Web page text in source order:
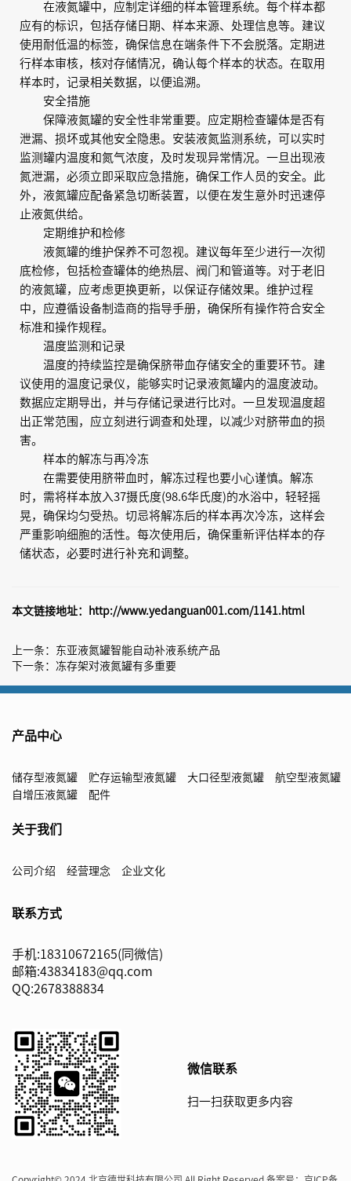
在液氮罐中，应制定详细的样本管理系统。每个样本都
应有的标识，包括存储日期、样本来源、处理信息等。建议
使用耐低温的标签，确保信息在端条件下不会脱落。定期进
行样本审核，核对存储情况，确认每个样本的状态。在取用
样本时，记录相关数据，以便追溯。
安全措施
保障液氮罐的安全性非常重要。应定期检查罐体是否有
泄漏、损坏或其他安全隐患。安装液氮监测系统，可以实时
监测罐内温度和氮气浓度，及时发现异常情况。一旦出现液
氮泄漏，必须立即采取应急措施，确保工作人员的安全。此
外，液氮罐应配备紧急切断装置，以便在发生意外时迅速停
止液氮供给。
定期维护和检修
液氮罐的维护保养不可忽视。建议每年至少进行一次彻
底检修，包括检查罐体的绝热层、阀门和管道等。对于老旧
的液氮罐，应考虑更换更新，以保证存储效果。维护过程
中，应遵循设备制造商的指导手册，确保所有操作符合安全
标准和操作规程。
温度监测和记录
温度的持续监控是确保脐带血存储安全的重要环节。建
议使用的温度记录仪，能够实时记录液氮罐内的温度波动。
数据应定期导出，并与存储记录进行比对。一旦发现温度超
出正常范围，应立刻进行调查和处理，以减少对脐带血的损
害。
样本的解冻与再冷冻
在需要使用脐带血时，解冻过程也要小心谨慎。解冻
时，需将样本放入37摄氏度(98.6华氏度)的水浴中，轻轻摇
晃，确保均匀受热。切忌将解冻后的样本再次冷冻，这样会
严重影响细胞的活性。每次使用后，确保重新评估样本的存
储状态，必要时进行补充和调整。
本文链接地址： http://www.yedanguan001.com/1141.html
上一条： 东亚液氮罐智能自动补液系统产品
下一条： 冻存架对液氮罐有多重要
产品中心
储存型液氮罐 贮存运输型液氮罐 大口径型液氮罐
航空型液氮罐
自增压液氮罐
配件
关于我们
公司介绍 经营理念 企业文化
联系方式
手机:18310672165(同微信)
邮箱:43834183@qq.com
QQ:2678388834
微信联系
扫一扫获取更多内容